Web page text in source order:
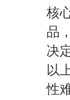
核
品
决
以
性